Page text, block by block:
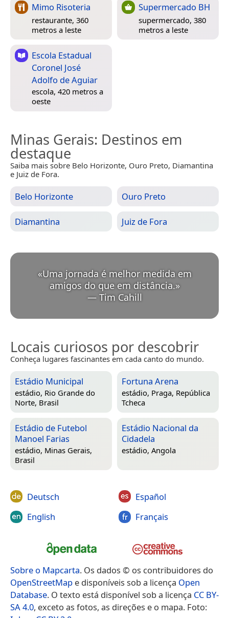
Mimo Risoteria
restaurante, 360
metros a leste
Supermercado BH
supermercado, 380
metros a leste
Escola Estadual
Coronel José
Adolfo de Aguiar
escola, 420 metros a
oeste
Minas Gerais: Destinos em
destaque
Saiba mais sobre Belo Horizonte, Ouro Preto, Diamantina
e Juiz de Fora.
Belo Horizonte Ouro Preto
Diamantina Juiz de Fora
«Uma jornada é melhor medida em
amigos do que em distância. »
— Tim Cahill
Locais curiosos por descobrir
Conheça lugares fascinantes em cada canto do mundo.
Estádio Municipal
estádio, Rio Grande do
Norte, Brasil
Fortuna Arena
estádio, Praga, República
Tcheca
Estádio de Futebol
Manoel Farias
estádio, Minas Gerais,
Brasil
Estádio Nacional da
Cidadela
estádio, Angola
Deutsch
English
Español
Français
Sobre o Mapcarta. Os dados © os contribuidores do
OpenStreetMap e disponíveis sob a licença Open
Database. O texto está disponível sob a licença CC BY-
SA 4.0, exceto as fotos, as direções e o mapa. Foto: